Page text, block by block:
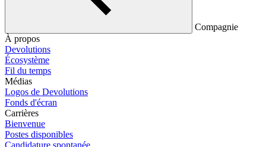
Compagnie
À propos
Devolutions
Écosystème
Fil du temps
Médias
Logos de Devolutions
Fonds d'écran
Carrières
Bienvenue
Postes disponibles
Candidature spontanée